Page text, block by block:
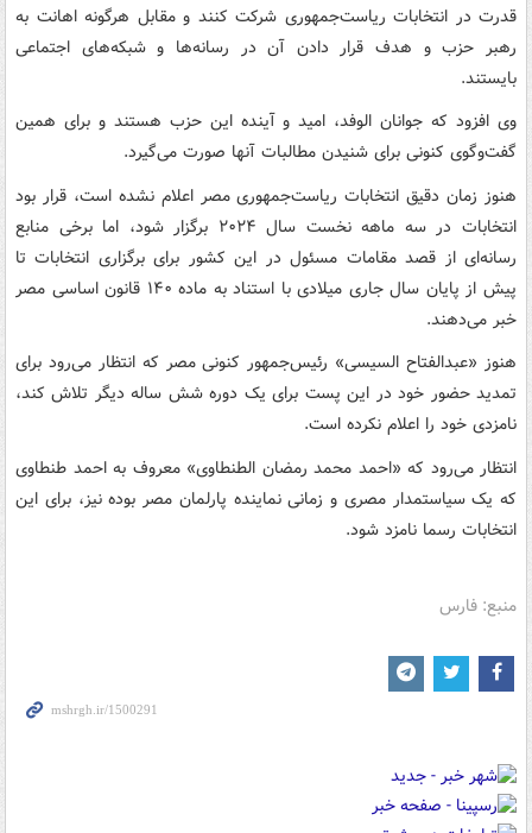
قدرت در انتخابات ریاست‌جمهوری شرکت کنند و مقابل هرگونه اهانت به
رهبر حزب و هدف قرار دادن آن در رسانه‌ها و شبکه‌های اجتماعی
بایستند.
وی افزود که جوانان الوفد، امید و آینده این حزب هستند و برای همین
گفت‌وگوی کنونی برای شنیدن مطالبات آنها صورت می‌گیرد.
هنوز زمان دقیق انتخابات ریاست‌جمهوری مصر اعلام نشده است، قرار بود
انتخابات در سه ماهه نخست سال ۲۰۲۴ برگزار شود، اما برخی منابع
رسانه‌ای از قصد مقامات مسئول در این کشور برای برگزاری انتخابات تا
پیش از پایان سال جاری میلادی با استناد به ماده ۱۴۰ قانون اساسی مصر
خبر می‌دهند.
هنوز «عبدالفتاح السیسی» رئیس‌جمهور کنونی مصر که انتظار می‌رود برای
تمدید حضور خود در این پست برای یک دوره شش ساله دیگر تلاش کند،
نامزدی خود را اعلام نکرده است.
انتظار می‌رود که «احمد محمد رمضان الطنطاوی» معروف به احمد طنطاوی
که یک سیاستمدار مصری و زمانی نماینده پارلمان مصر بوده نیز، برای این
انتخابات رسما نامزد شود.
منبع: فارس